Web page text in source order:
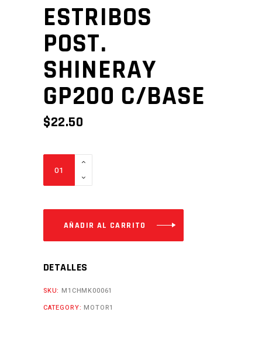
ESTRIBOS
POST.
SHINERAY
GP200 C/BASE
$22.50
ESTRIBOS
GP200
C/BASE
Cantidad
AÑADIR AL CARRITO
DETALLES
SKU: M1CHMK00061
CATEGORY: MOTOR1